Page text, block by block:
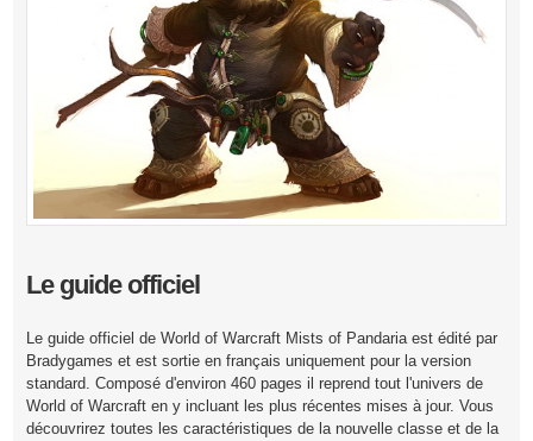
Le guide officiel
Le guide officiel de World of Warcraft Mists of Pandaria est édité par
Bradygames et est sortie en français uniquement pour la version
standard. Composé d'environ 460 pages il reprend tout l'univers de
World of Warcraft en y incluant les plus récentes mises à jour. Vous
découvrirez toutes les caractéristiques de la nouvelle classe et de la